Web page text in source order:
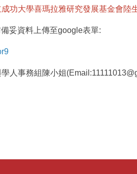
功大學喜瑪拉雅研究發展基金會陸
妥資料上傳至google表單:
人事務組陳小姐